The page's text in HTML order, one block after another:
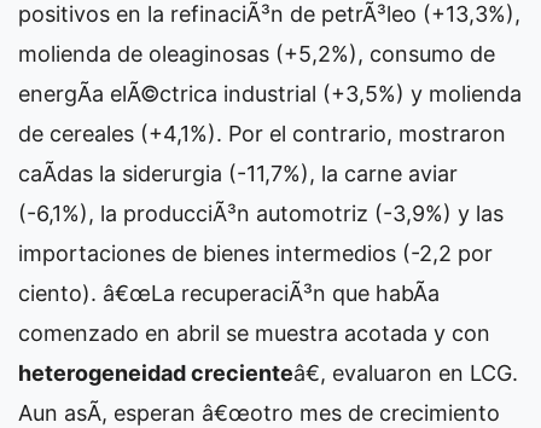
positivos en la refinaciÃ³n de petrÃ³leo (+13,3%),
molienda de oleaginosas (+5,2%), consumo de
energÃ­a elÃ©ctrica industrial (+3,5%) y molienda
de cereales (+4,1%). Por el contrario, mostraron
caÃ­das la siderurgia (-11,7%), la carne aviar
(-6,1%), la producciÃ³n automotriz (-3,9%) y las
importaciones de bienes intermedios (-2,2 por
ciento). â€œLa recuperaciÃ³n que habÃ­a
comenzado en abril se muestra acotada y con
heterogeneidad crecienteâ€, evaluaron en LCG.
Aun asÃ­, esperan â€œotro mes de crecimiento